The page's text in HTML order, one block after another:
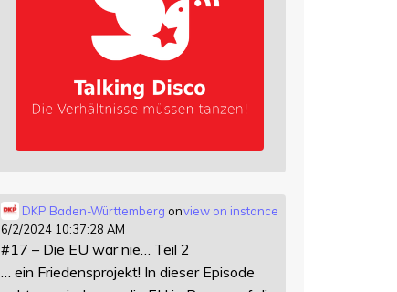
view on instance
DKP Baden-Württemberg on
6/2/2024 10:37:28 AM
#17 – Die EU war nie… Teil 2
… ein Friedensprojekt! In dieser Episode